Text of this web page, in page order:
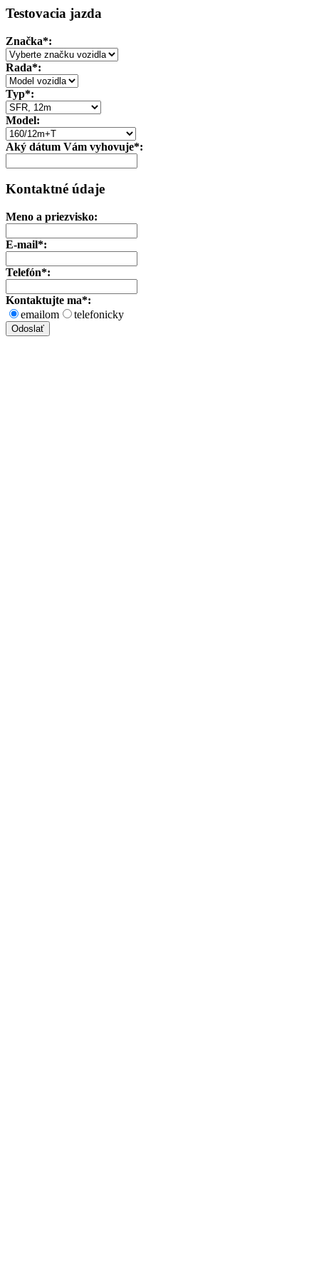
Testovacia jazda
Značka*:
Rada*:
Typ*:
Model:
Aký dátum Vám vyhovuje*:
Kontaktné údaje
Meno a priezvisko:
E-mail*:
Telefón*:
Kontaktujte ma*:
emailom
telefonicky